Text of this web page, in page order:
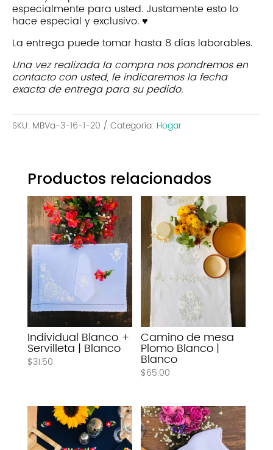
especialmente para usted. Justamente esto lo
hace especial y exclusivo. ♥
La entrega puede tomar hasta 8 días laborables.
Una vez realizada la compra nos pondremos en
contacto con usted, le indicaremos la fecha
exacta de entrega para su pedido.
SKU: MBVa-3-16-1-20 Categoría: Hogar
Productos relacionados
Individual Blanco +
Servilleta | Blanco
$31.50
Camino de mesa
Plomo Blanco |
Blanco
$65.00